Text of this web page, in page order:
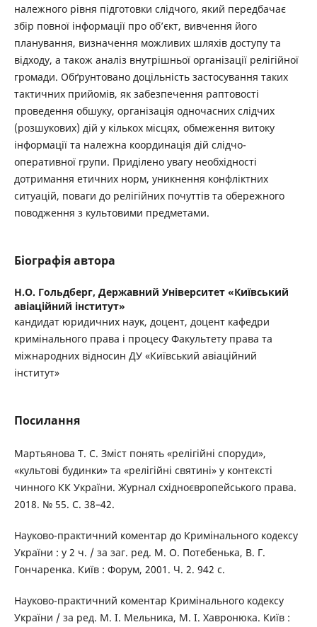
належного рівня підготовки слідчого, який передбачає
збір повної інформації про об’єкт, вивчення його
планування, визначення можливих шляхів доступу та
відходу, а також аналіз внутрішньої організації релігійної
громади. Обґрунтовано доцільність застосування таких
тактичних прийомів, як забезпечення раптовості
проведення обшуку, організація одночасних слідчих
(розшукових) дій у кількох місцях, обмеження витоку
інформації та належна координація дій слідчо-
оперативної групи. Приділено увагу необхідності
дотримання етичних норм, уникнення конфліктних
ситуацій, поваги до релігійних почуттів та обережного
поводження з культовими предметами.
Біографія автора
Н.О. Гольдберг, Державний Університет «Київський
авіаційний інститут»
кандидат юридичних наук, доцент, доцент кафедри
кримінального права і процесу Факультету права та
міжнародних відносин ДУ «Київський авіаційний
інститут»
Посилання
Мартьянова Т. С. Зміст понять «релігійні споруди»,
«культові будинки» та «релігійні святині» у контексті
чинного КК України. Журнал східноєвропейського права.
2018. № 55. С. 38–42.
Науково-практичний коментар до Кримінального кодексу
України : у 2 ч. / за заг. ред. М. О. Потебенька, В. Г.
Гончаренка. Київ : Форум, 2001. Ч. 2. 942 с.
Науково-практичний коментар Кримінального кодексу
України / за ред. М. І. Мельника, М. І. Хавронюка. Київ :